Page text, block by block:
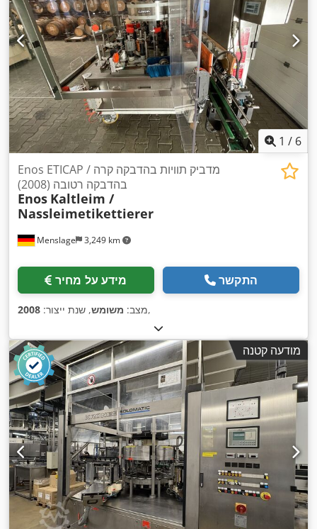
1 / 6
Menslage 3,249 km
Enos ETICAP מדביק תוויות בהדבקה קרה /
בהדבקה רטובה (2008)
Enos Kaltleim /
Nassleimetikettierer
מידע על מחיר התקשר
מצב: משומש, שנת ייצור: 2008 ,
מודעה קטנה